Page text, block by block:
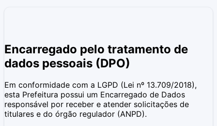
Encarregado pelo tratamento de
dados pessoais (DPO)
Em conformidade com a LGPD (Lei nº 13.709/2018),
esta Prefeitura possui um Encarregado de Dados
responsável por receber e atender solicitações de
titulares e do órgão regulador (ANPD).